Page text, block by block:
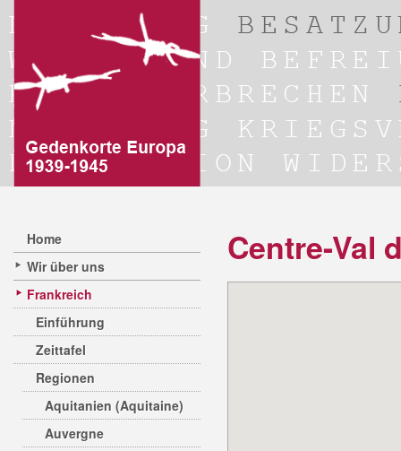
Home
Wir über uns
Frankreich
Einführung
Zeittafel
Regionen
Aquitanien (Aquitaine)
Auvergne
Centre-Val